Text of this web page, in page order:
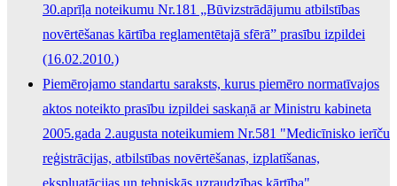
30.aprīļa noteikumu Nr.181 „Būvizstrādājumu atbilstības
novērtēšanas kārtība reglamentētajā sfērā” prasību izpildei
(16.02.2010.)
Piemērojamo standartu saraksts, kurus piemēro normatīvajos
aktos noteikto prasību izpildei saskaņā ar Ministru kabineta
2005.gada 2.augusta noteikumiem Nr.581 "Medicīnisko ierīču
reģistrācijas, atbilstības novērtēšanas, izplatīšanas,
ekspluatācijas un tehniskās uzraudzības kārtība"